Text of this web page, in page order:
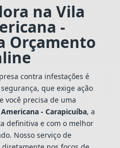
na Vila
-
Orçamento
contra infestações é
que exige ação
você precisa de uma
- Carapicuíba, a
definitiva e com o melhor
Nosso serviço de